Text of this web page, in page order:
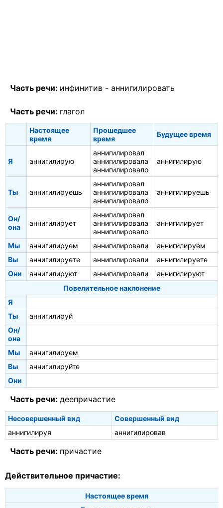
Часть речи: инфинитив - аннигилировать
Часть речи: глагол
Настоящее
время
Прошедшее
время
Будущее время
Я аннигилирую
аннигилировал
аннигилировала
аннигилировало
аннигилирую
Ты аннигилируешь
аннигилировал
аннигилировала
аннигилировало
аннигилируешь
Он/
она
аннигилирует
аннигилировал
аннигилировала
аннигилировало
аннигилирует
Мы аннигилируем аннигилировали
аннигилируем
Вы
аннигилируете аннигилировали
аннигилируете
Они
аннигилируют аннигилировали
аннигилируют
Повелительное наклонение
Я
Ты
аннигилируй
Он/
она
Мы
аннигилируем
Вы
аннигилируйте
Они
Часть речи: деепричастие
Несовершенный вид
Совершенный вид
аннигилируя
аннигилировав
Часть речи: причастие
Действительное причастие:
Настоящее время